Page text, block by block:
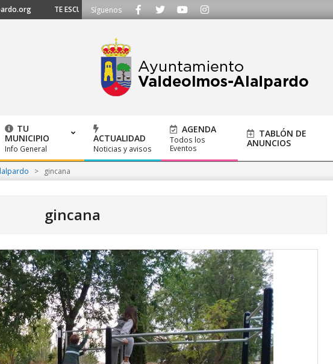
TE ESCUCHAMOS - Llámanos al 91 620 21 53 o escríbenos a ayuntamiento@alalpardo.org
Síguenos
TU
MUNICIPIO
Info General
ACTUALIDAD
Noticias y avisos
AGENDA
Todos los
Eventos
TABLÓN DE
ANUNCIOS
> gincana
gincana